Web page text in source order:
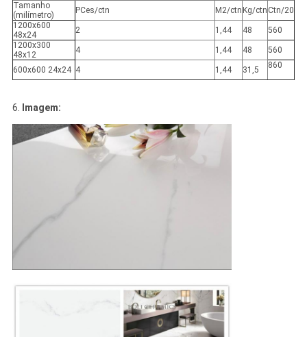
Tamanho
(milímetro)
PCes/ctn M2/ctn Kg/ctn Ctn/20
1200x600
48x24
2 1,44 48
560
1200x300
48x12
4 1,44 48 560
600x600 24x24 4 1,44 31,5 860
6. Imagem: